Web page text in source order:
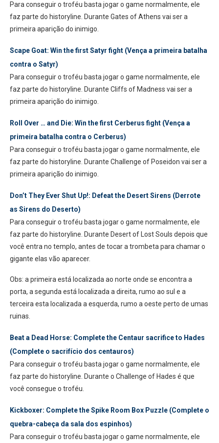
Para conseguir o troféu basta jogar o game normalmente, ele
faz parte do historyline. Durante Gates of Athens vai ser a
primeira aparição do inimigo.
Scape Goat: Win the first Satyr fight (Vença a primeira batalha
contra o Satyr)
Para conseguir o troféu basta jogar o game normalmente, ele
faz parte do historyline. Durante Cliffs of Madness vai ser a
primeira aparição do inimigo.
Roll Over … and Die: Win the first Cerberus fight (Vença a
primeira batalha contra o Cerberus)
Para conseguir o troféu basta jogar o game normalmente, ele
faz parte do historyline. Durante Challenge of Poseidon vai ser a
primeira aparição do inimigo.
Don’t They Ever Shut Up!: Defeat the Desert Sirens (Derrote
as Sirens do Deserto)
Para conseguir o troféu basta jogar o game normalmente, ele
faz parte do historyline. Durante Desert of Lost Souls depois que
você entra no templo, antes de tocar a trombeta para chamar o
gigante elas vão aparecer.
Obs: a primeira está localizada ao norte onde se encontra a
porta, a segunda está localizada a direita, rumo ao sul e a
terceira esta localizada a esquerda, rumo a oeste perto de umas
ruinas.
Beat a Dead Horse: Complete the Centaur sacrifice to Hades
(Complete o sacrifício dos centauros)
Para conseguir o troféu basta jogar o game normalmente, ele
faz parte do historyline. Durante o Challenge of Hades é que
você consegue o troféu.
Kickboxer: Complete the Spike Room Box Puzzle (Complete o
quebra-cabeça da sala dos espinhos)
Para conseguir o troféu basta jogar o game normalmente, ele